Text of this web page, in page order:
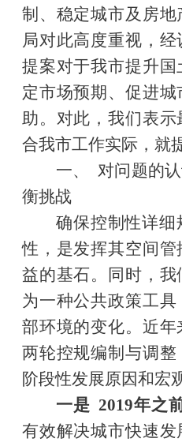
制、稳定城市及房
局对此高度重视，
提案对于我市提升
定市场预期、促进
助。对此，我们表
合我市工作实际，就
一、 对问题的
衡挑战
确保控制性详细
性，是发挥其空间管
益的基石。同时，
为一种公共政策工
部环境的变化。近
两轮控规编制与调
阶段性发展原因和宏
一是 2019年之
有效解决城市快速